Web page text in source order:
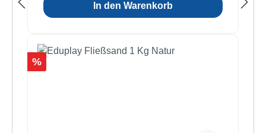
In den Warenkorb
Rabatt
%